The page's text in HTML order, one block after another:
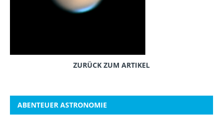
ZURÜCK ZUM ARTIKEL
ABENTEUER ASTRONOMIE